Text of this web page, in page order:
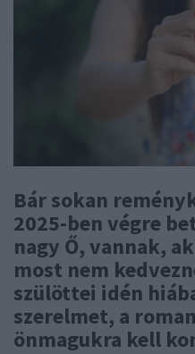
Bár sokan
2025-ben végre
nagy Ő, vannak,
most nem
szülöttei idén
szerelmet, a
önmagukra kell